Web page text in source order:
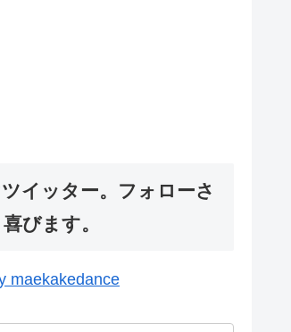
イッター。フォローさ
びます。
maekakedance